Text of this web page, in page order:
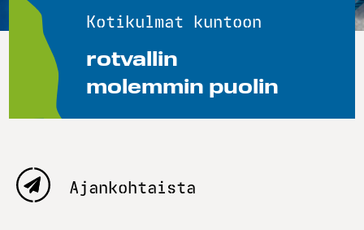
Kotikulmat kuntoon
rotvallin
molemmin puolin
Ajankohtaista